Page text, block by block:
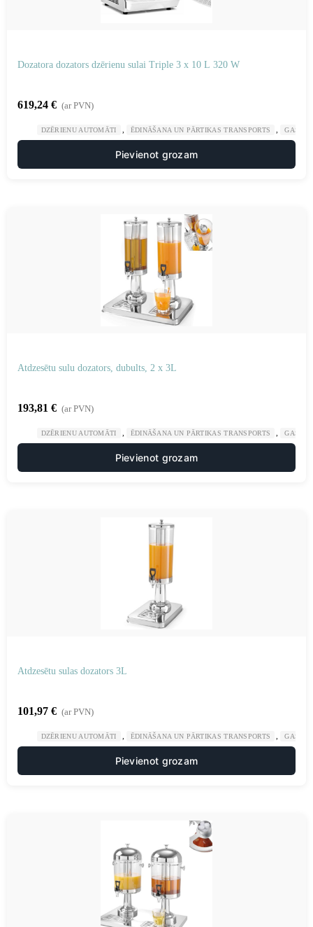
Dozatora dozators dzērienu sulai Triple 3 x 10 L 320 W
619,24 € (ar PVN)
DZĒRIENU AUTOMĀTI ĒDINĀŠANA UN PĀRTIKAS TRANSPORTS
Pievienot grozam
Atdzesētu sulu dozators, dubults, 2 x 3L
193,81 € (ar PVN)
DZĒRIENU AUTOMĀTI ĒDINĀŠANA UN PĀRTIKAS TRANSPORTS
Pievienot grozam
Atdzesētu sulas dozators 3L
101,97 € (ar PVN)
DZĒRIENU AUTOMĀTI ĒDINĀŠANA UN PĀRTIKAS TRANSPORTS
Pievienot grozam